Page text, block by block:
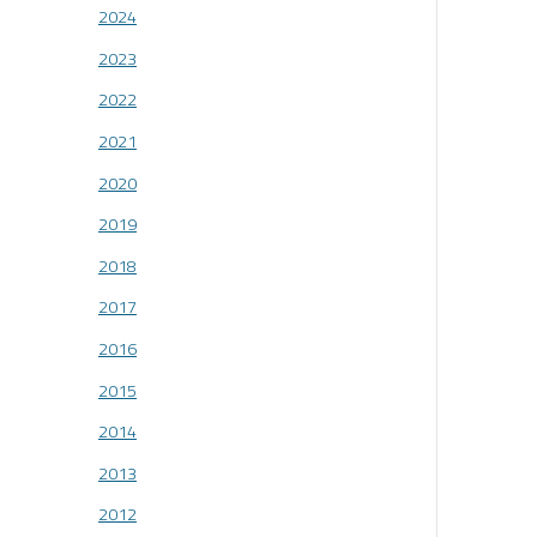
2024
2023
2022
2021
2020
2019
2018
2017
2016
2015
2014
2013
2012